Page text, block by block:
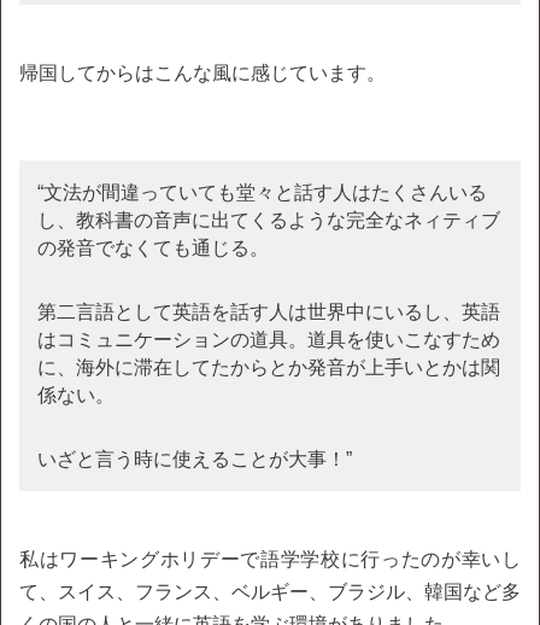
帰国してからはこんな風に感じています。
“文法が間違っていても堂々と話す人はたくさんいる
し、教科書の音声に出てくるような完全なネィティブ
の発音でなくても通じる。
第二言語として英語を話す人は世界中にいるし、英語
はコミュニケーションの道具。道具を使いこなすため
に、海外に滞在してたからとか発音が上手いとかは関
係ない。
いざと言う時に使えることが大事！”
私はワーキングホリデーで語学学校に行ったのが幸いし
て、スイス、フランス、ベルギー、ブラジル、韓国など多